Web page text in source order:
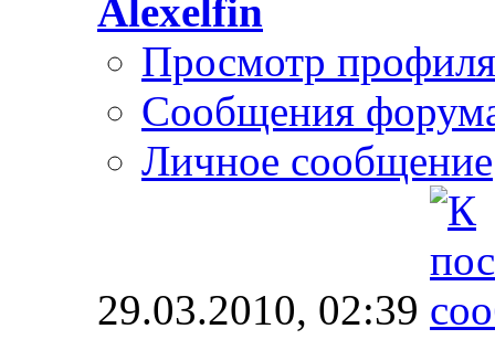
Alexelfin
Просмотр профиля
Сообщения
Личное сообщение
29.03.2010, 02:39